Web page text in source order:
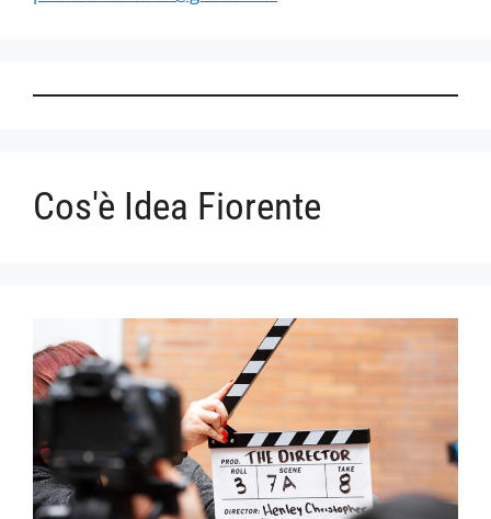
Cos'è Idea Fiorente